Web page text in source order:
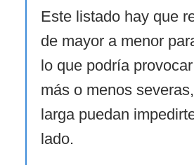
Este listado hay que
de mayor a menor
lo que podría
más o menos
larga puedan
lado.